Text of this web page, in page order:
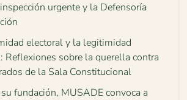
urgente y la Defensoría
electoral y la legitimidad
Reflexiones sobre la querella contra
de la Sala Constitucional
fundación, MUSADE convoca a